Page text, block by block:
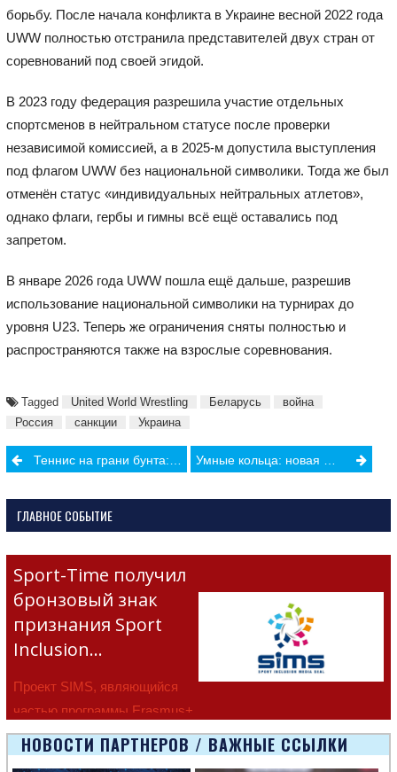
борьбу. После начала конфликта в Украине весной 2022 года
UWW полностью отстранила представителей двух стран от
соревнований под своей эгидой.
В 2023 году федерация разрешила участие отдельных
спортсменов в нейтральном статусе после проверки
независимой комиссией, а в 2025-м допустила выступления
под флагом UWW без национальной символики. Тогда же был
отменён статус «индивидуальных нейтральных атлетов»,
однако флаги, гербы и гимны всё ещё оставались под
запретом.
В январе 2026 года UWW пошла ещё дальше, разрешив
использование национальной символики на турнирах до
уровня U23. Теперь же ограничения сняты полностью и
распространяются также на взрослые соревнования.
Tagged United World Wrestling Беларусь
война
Россия
санкции Украина
PostТеннис на грани бунта: почему звёзды ATP и WTA угрожают бойкотом Roland Garros Умные кольца: новая мода или реальная польза для здоровья?
ГЛАВНОЕ СОБЫТИЕ
Sport-Time получил
бронзовый знак
признания Sport
Inclusion…
Проект SIMS, являющийся
частью программы Erasmus+
Европейско
НОВОСТИ ПАРТНЕРОВ / ВАЖНЫЕ ССЫЛКИ